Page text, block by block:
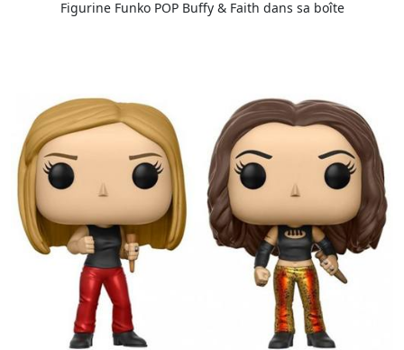
Figurine Funko POP Buffy & Faith dans sa boîte